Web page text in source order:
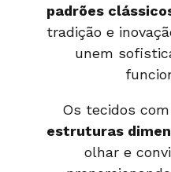
padrões
tradição e
unem
Os tecidos com
estruturas
olhar e